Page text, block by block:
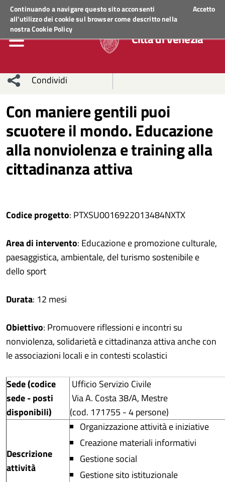
Continuando a navigare questo sito acconsenti
all'utilizzo dei cookie sul browser come descritto nella
nostraCookie Policy
Accetto
Regione Veneto ACCEDI AI SERVIZI
Città di Venezia
Condividi
sui social
network
Condividi
Condividi
su
Facebook
Condividi
su
Twitter
Condividi
su
Condividi
Whatsapp
Con maniere gentili puoi
scuotere il mondo. Educazione
alla nonviolenza e training alla
cittadinanza attiva
Codice progetto: PTXSU0016922013484NXTX
Area di intervento: Educazione e promozione culturale,
paesaggistica, ambientale, del turismo sostenibile e
dello sport
Durata: 12 mesi
Obiettivo: Promuovere riflessioni e incontri su
nonviolenza, solidarietà e cittadinanza attiva anche con
le associazioni locali e in contesti scolastici
Sede (codice
sede - posti
disponibili)
Ufficio Servizio Civile
Via A. Costa 38/A, Mestre
(cod. 171755 - 4 persone)
Descrizione
attività
Organizzazione attività e iniziative
Creazione materiali informativi
Gestione social
Gestione sito istituzionale